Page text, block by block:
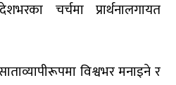
चर्चमा प्रार्थनालगायत
विश्वभर मनाइने र